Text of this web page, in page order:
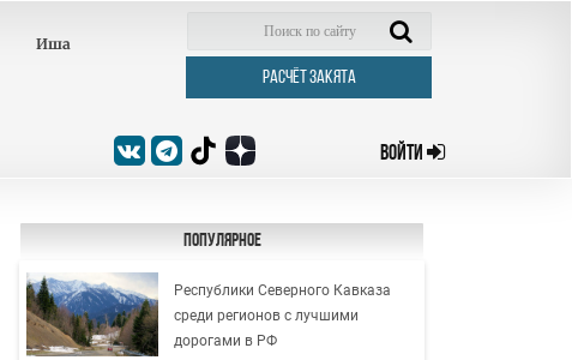
Иша
РАСЧЁТ ЗАКЯТА
ВОЙТИ
Популярное
Республики Северного Кавказа
среди регионов с лучшими
дорогами в РФ